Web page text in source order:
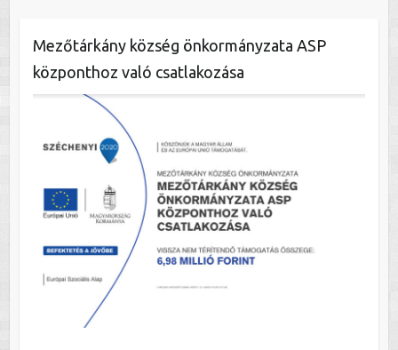
Mezőtárkány község önkormányzata ASP
központhoz való csatlakozása